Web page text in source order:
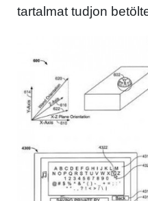
tartalmat tudjon